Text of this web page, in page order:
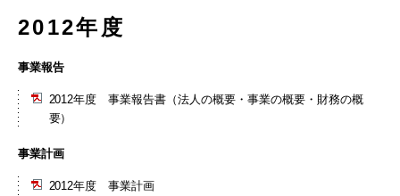
2012年度
事業報告
2012年度 事業報告書（法人の概要・事業の概要・財務の概
要）
事業計画
2012年度 事業計画